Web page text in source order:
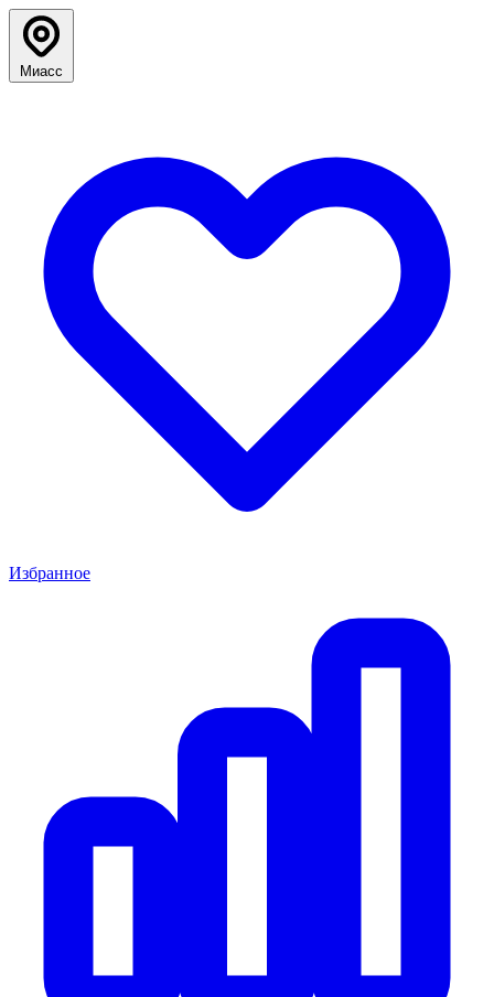
Миасс
Избранное